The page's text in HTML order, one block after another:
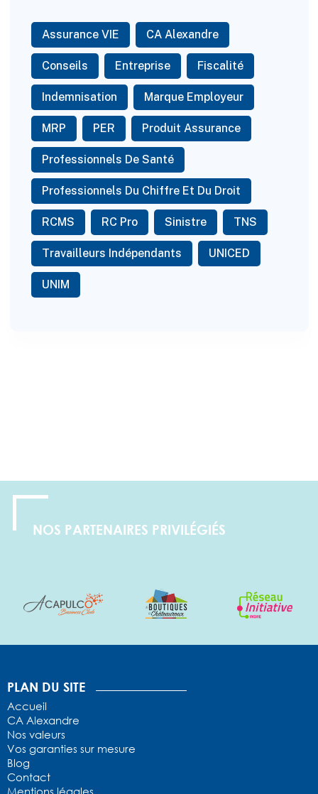
Assurance VIE CA Alexandre
Conseils Entreprise Fiscalité
Indemnisation Marque Employeur
MRP PER Produit Assurance
Professionnels De Santé
Professionnels Du Chiffre Et Du Droit
RCMS RC Pro Sinistre TNS
Travailleurs Indépendants UNICED
UNIM
NOS PARTENAIRES PRIVILÉGIÉS
PLAN DU SITE
Accueil
CA Alexandre
Nos valeurs
Vos garanties sur mesure
Blog
Contact